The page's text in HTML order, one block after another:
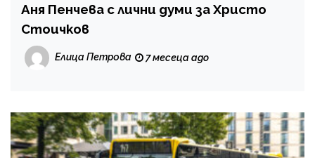
Аня Пенчева с лични думи за Христо
Стоичков
Елица Петрова 7 месеца ago